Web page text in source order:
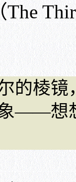
棱镜
——想